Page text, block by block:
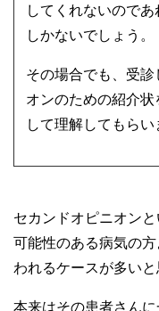
してくれないので
しかないでしょう。
その場合でも、受
オンのための紹介
して理解してもらい
セカンドオピニオン
可能性のある病気の
われるケースが多いと
本来はその患者さん